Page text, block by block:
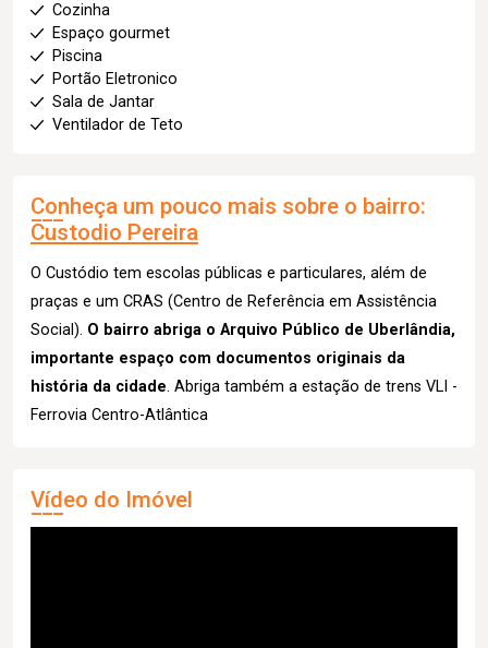
Cozinha
Espaço gourmet
Piscina
Portão Eletronico
Sala de Jantar
Ventilador de Teto
Conheça um pouco mais sobre o bairro:
Custodio Pereira
O Custódio tem escolas públicas e particulares, além de
praças e um CRAS (Centro de Referência em Assistência
Social). O bairro abriga o Arquivo Público de Uberlândia,
importante espaço com documentos originais da
história da cidade. Abriga também a estação de trens VLI -
Ferrovia Centro-Atlântica
Vídeo do Imóvel